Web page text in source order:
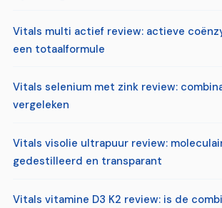
Vitals multi actief review: actieve
een totaalformule
Vitals selenium met zink review:
vergeleken
Vitals visolie ultrapuur review:
gedestilleerd en transparant
Vitals vitamine D3 K2 review: is de